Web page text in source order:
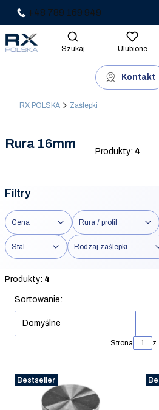
+48 789 169 949
Otwórz wyszukiwarkę
Szukaj Ulubione
Kontakt
RX POLSKA Zaślepki
Rura 16mm
Produkty: 4
Filtry
Cena Rura / profil
Stal Rodzaj zaślepki
Koniec filtrów
Produkty: 4
Lista produktów
Sortowanie:
Domyślne
Strona z
Bestseller